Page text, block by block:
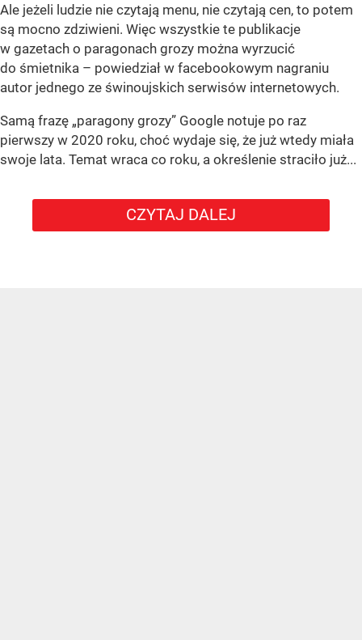
Ale jeżeli ludzie nie czytają menu, nie czytają cen, to potem
są mocno zdziwieni. Więc wszystkie te publikacje
w gazetach o paragonach grozy można wyrzucić
do śmietnika – powiedział w facebookowym nagraniu
autor jednego ze świnoujskich serwisów internetowych.
Samą frazę „paragony grozy” Google notuje po raz
pierwszy w 2020 roku, choć wydaje się, że już wtedy miała
swoje lata. Temat wraca co roku, a określenie straciło już...
CZYTAJ DALEJ